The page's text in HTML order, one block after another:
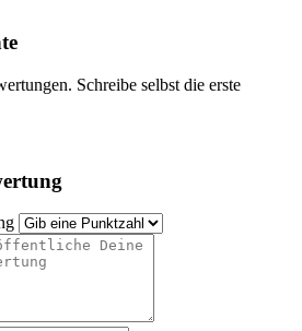
Schreibe selbst die erste